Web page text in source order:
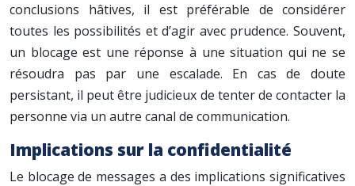
conclusions hâtives, il est préférable de considérer
toutes les possibilités et d’agir avec prudence. Souvent,
un blocage est une réponse à une situation qui ne se
résoudra pas par une escalade. En cas de doute
persistant, il peut être judicieux de tenter de contacter la
personne via un autre canal de communication.
Implications sur la confidentialité
Le blocage de messages a des implications significatives